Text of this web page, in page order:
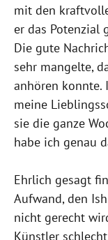
mit den
er das Potenzial
Die gute
sehr mangelte,
anhören konnte.
meine
sie die ganze
habe ich genau
Ehrlich gesagt
Aufwand, den
nicht gerecht
Künstler